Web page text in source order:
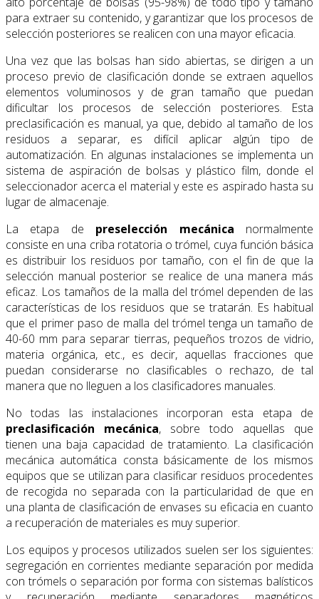
para extraer su contenido, y garantizar que los procesos de
selección posteriores se realicen con una mayor eficacia.
Una vez que las bolsas han sido abiertas, se dirigen a un
proceso previo de clasificación donde se extraen aquellos
elementos voluminosos y de gran tamaño que puedan
dificultar los procesos de selección posteriores. Esta
preclasificación es manual, ya que, debido al tamaño de los
residuos a separar, es difícil aplicar algún tipo de
automatización. En algunas instalaciones se implementa un
sistema de aspiración de bolsas y plástico film, donde el
seleccionador acerca el material y este es aspirado hasta su
lugar de almacenaje.
La etapa de preselección mecánica normalmente
consiste en una criba rotatoria o trómel, cuya función básica
es distribuir los residuos por tamaño, con el fin de que la
selección manual posterior se realice de una manera más
eficaz. Los tamaños de la malla del trómel dependen de las
características de los residuos que se tratarán. Es habitual
que el primer paso de malla del trómel tenga un tamaño de
40-60 mm para separar tierras, pequeños trozos de vidrio,
materia orgánica, etc., es decir, aquellas fracciones que
puedan considerarse no clasificables o rechazo, de tal
manera que no lleguen a los clasificadores manuales.
No todas las instalaciones incorporan esta etapa de
preclasificación mecánica, sobre todo aquellas que
tienen una baja capacidad de tratamiento. La clasificación
mecánica automática consta básicamente de los mismos
equipos que se utilizan para clasificar residuos procedentes
de recogida no separada con la particularidad de que en
una planta de clasificación de envases su eficacia en cuanto
a recuperación de materiales es muy superior.
Los equipos y procesos utilizados suelen ser los siguientes:
segregación en corrientes mediante separación por medida
con trómels o separación por forma con sistemas balísticos